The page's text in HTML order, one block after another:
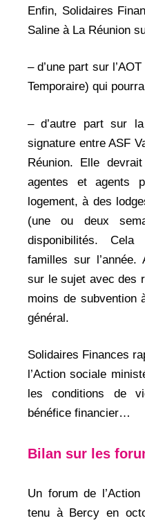
Enfin, Solidaires
Saline à La Réunion
– d’une part sur
Temporaire) qui
– d’autre part sur
signature entre ASF
Réunion. Elle
agentes et agents
logement, à des
(une ou deux
disponibilités.
familles sur l’année.
sur le sujet avec des
moins de subvention
général.
Solidaires Finances
l’Action sociale
les conditions de
bénéfice financier…
Bilan sur les
Un forum de
tenu à Bercy en